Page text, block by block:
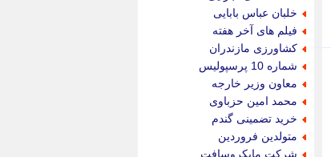
خلبان عباس بابایی
فیلم های آخر هفته
کشاورزی مازندران
شماره 10 پرسپولیس
معاون وزیر خارجه
محمد امین حزباوی
خرید تضمینی گندم
متولدین فروردین
شرکت مایکروسافت